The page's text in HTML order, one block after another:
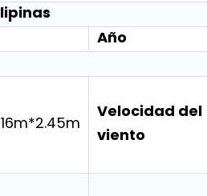
Año
Velocidad del
viento